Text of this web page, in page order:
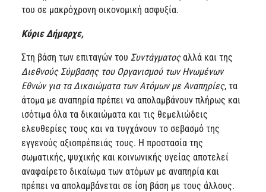
του σε μακρόχρονη οικονομική ασφυξία.
Κύριε Δήμαρχε,
Στη βάση των επιταγών του Συντάγματοςαλλά και της
Διεθνούς Σύμβασης του Οργανισμού των Ηνωμένων
Εθνών για τα Δικαιώματα των Ατόμων με Αναπηρίες, τα
άτομα με αναπηρία πρέπει να απολαμβάνουν πλήρως και
ισότιμα όλα τα δικαιώματα και τις θεμελιώδεις
ελευθερίες τους και να τυγχάνουν το σεβασμό της
εγγενούς αξιοπρέπειάς τους. Η προστασία της
σωματικής, ψυχικής και κοινωνικής υγείας αποτελεί
αναφαίρετο δικαίωμα των ατόμων με αναπηρία και
πρέπει να απολαμβάνεται σε ίση βάση με τους άλλους.